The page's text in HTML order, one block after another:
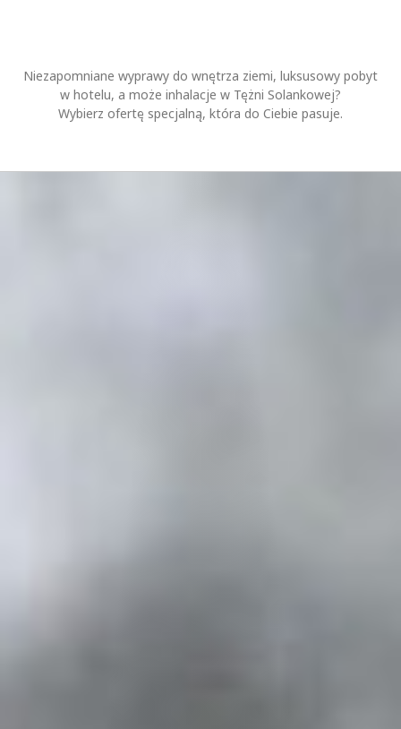
Niezapomniane wyprawy do wnętrza ziemi, luksusowy pobyt
w hotelu, a może inhalacje w Tężni Solankowej?
Wybierz ofertę specjalną, która do Ciebie pasuje.